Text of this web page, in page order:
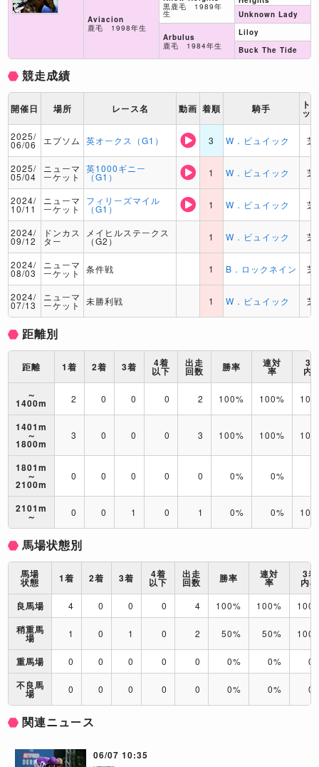
Aviacion
鹿毛 1998年生
黒鹿毛 1989年
生
Arbulus
鹿毛 1984年生
Unknown Lady
Liloy
Buck The Tide
競走成績
開催日 場所 レース名 動画 着順 騎手 ト
ッ
2025/
06/06 エプソム 英オークス（G1） 3 W．ビュイック 芝
2025/
05/04
ニューマ
ーケット
英1000ギニー
（G1） 1 W．ビュイック 芝
2024/
10/11
ニューマ
ーケット
フィリーズマイル
（G1） 1 W．ビュイック 芝
2024/
09/12
ドンカス
ター
メイヒルステークス
（G2） 1 W．ビュイック 芝
2024/
08/03
ニューマ
ーケット 条件戦 1 B．ロックネイン 芝
2024/
07/13
ニューマ
ーケット 未勝利戦 1 W．ビュイック 芝
距離別
距離 1着 2着 3着 4着
以下
出走
回数 勝率 連対
率
3
内
～
1400m 2 0 0 0 2 100% 100%
1401m
～
1800m
3 0 0 0 3 100% 100%
1801m
～
2100m
0 0 0 0 0 0% 0%
2101m
～ 0 0 1 0 1 0% 0%
馬場状態別
馬場
状態 1着 2着 3着 4着
以下
出走
回数 勝率 連対
率
3着
内率
良馬場
4 0 0 0 4 100% 100%
稍重馬
場 1 0 1 0 2 50% 50%
重馬場 0 0 0 0 0 0% 0%
不良馬
場 0 0 0 0 0 0% 0%
関連ニュース
06/07 10:35